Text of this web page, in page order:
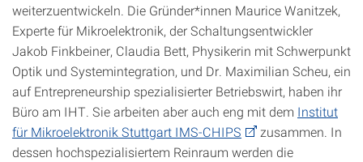
weiterzuentwickeln. Die Gründer*innen Maurice Wanitzek,
Experte für Mikroelektronik, der Schaltungsentwickler
Jakob Finkbeiner, Claudia Bett, Physikerin mit Schwerpunkt
Optik und Systemintegration, und Dr. Maximilian Scheu, ein
auf Entrepreneurship spezialisierter Betriebswirt, haben ihr
Büro am IHT. Sie arbeiten aber auch eng mit dem Institut
für Mikroelektronik Stuttgart IMS-CHIPS
zusammen. In
dessen hochspezialisiertem Reinraum werden die